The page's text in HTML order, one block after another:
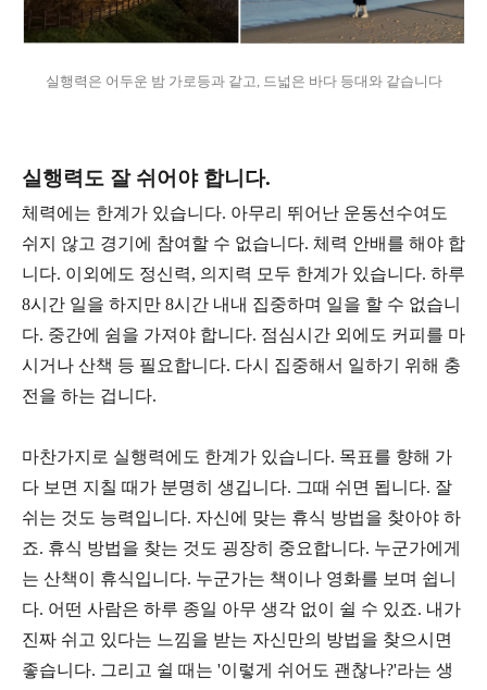
실행력은 어두운 밤 가로등과 같고, 드넓은 바다 등대와 같습니다
실행력도 잘 쉬어야 합니다.
체력에는 한계가 있습니다. 아무리 뛰어난 운동선수여도
쉬지 않고 경기에 참여할 수 없습니다. 체력 안배를 해야 합
니다. 이외에도 정신력, 의지력 모두 한계가 있습니다. 하루
8시간 일을 하지만 8시간 내내 집중하며 일을 할 수 없습니
다. 중간에 쉼을 가져야 합니다. 점심시간 외에도 커피를 마
시거나 산책 등 필요합니다. 다시 집중해서 일하기 위해 충
전을 하는 겁니다.
마찬가지로 실행력에도 한계가 있습니다. 목표를 향해 가
다 보면 지칠 때가 분명히 생깁니다. 그때 쉬면 됩니다. 잘
쉬는 것도 능력입니다. 자신에 맞는 휴식 방법을 찾아야 하
죠. 휴식 방법을 찾는 것도 굉장히 중요합니다. 누군가에게
는 산책이 휴식입니다. 누군가는 책이나 영화를 보며 쉽니
다. 어떤 사람은 하루 종일 아무 생각 없이 쉴 수 있죠. 내가
진짜 쉬고 있다는 느낌을 받는 자신만의 방법을 찾으시면
좋습니다. 그리고 쉴 때는 '이렇게 쉬어도 괜찮나?'라는 생